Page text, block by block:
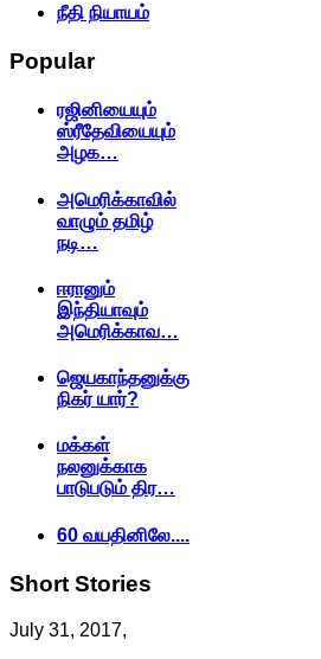
நீதி நியாயம்
Popular
ரஜினியையும்
ஸ்ரீதேவியையும்
அழக…
அமெரிக்காவில்
வாழும் தமிழ்
நடி…
ஈரானும்
இந்தியாவும்
அமெரிக்காவ…
ஜெயகாந்தனுக்கு
நிகர் யார்?
மக்கள்
நலனுக்காக
பாடுபடும் திர…
60 வயதினிலே....
Short Stories
July 31, 2017,